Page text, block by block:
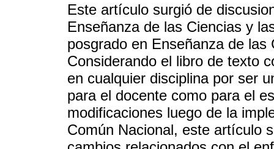
Este artículo surgió de
Enseñanza de las Ciencias y
posgrado en Enseñanza de
Considerando el libro de texto
en cualquier disciplina por ser
para el docente como para el
modificaciones luego de la
Común Nacional, este artículo